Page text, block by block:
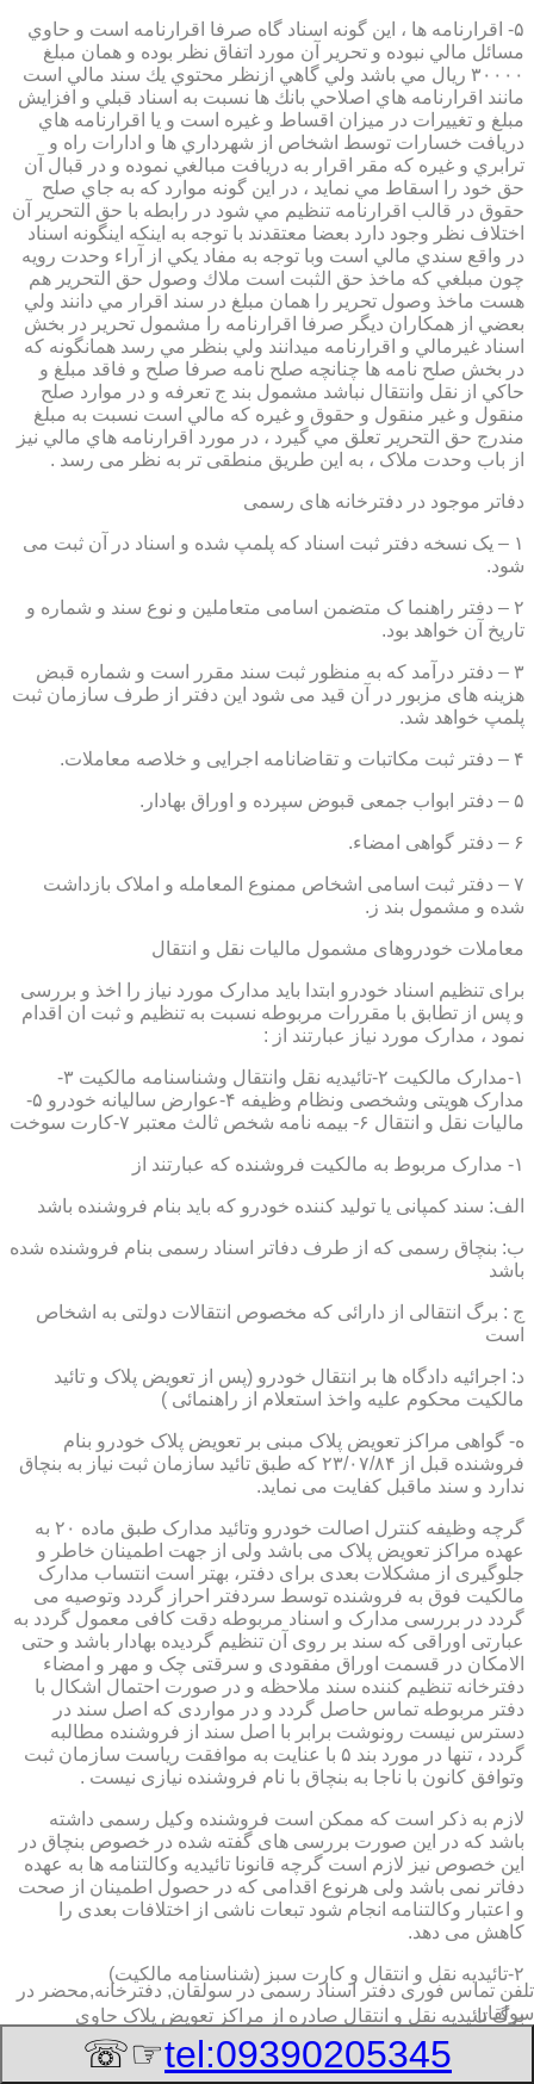
۵- اقرارنامه ها ، اين گونه اسناد گاه صرفا اقرارنامه است و حاوي
مسائل مالي نبوده و تحرير آن مورد اتفاق نظر بوده و همان مبلغ
۳۰۰۰۰ ريال مي باشد ولي گاهي ازنظر محتوي يك سند مالي است
مانند اقرارنامه هاي اصلاحي بانك ها نسبت به اسناد قبلي و افزايش
مبلغ و تغييرات در ميزان اقساط و غيره است و يا اقرارنامه هاي
دريافت خسارات توسط اشخاص از شهرداري ها و ادارات راه و
ترابري و غيره كه مقر اقرار به دريافت مبالغي نموده و در قبال آن
حق خود را اسقاط مي نمايد ، در اين گونه موارد كه به جاي صلح
حقوق در قالب اقرارنامه تنظيم مي شود در رابطه با حق التحرير آن
اختلاف نظر وجود دارد بعضا معتقدند با توجه به اينكه اينگونه اسناد
در واقع سندي مالي است وبا توجه به مفاد يكي از آراء وحدت رويه
چون مبلغي كه ماخذ حق الثبت است ملاك وصول حق التحرير هم
هست ماخذ وصول تحرير را همان مبلغ در سند اقرار مي دانند ولي
بعضي از همكاران ديگر صرفا اقرارنامه را مشمول تحرير در بخش
اسناد غيرمالي و اقرارنامه ميدانند ولي بنظر مي رسد همانگونه كه
در بخش صلح نامه ها چنانچه صلح نامه صرفا صلح و فاقد مبلغ و
حاكي از نقل وانتقال نباشد مشمول بند ج تعرفه و در موارد صلح
منقول و غير منقول و حقوق و غيره كه مالي است نسبت به مبلغ
مندرج حق التحرير تعلق مي گيرد ، در مورد اقرارنامه هاي مالي نيز
از باب وحدت ملاک ، به این طریق منطقی تر به نظر می رسد .
دفاتر موجود در دفترخانه های رسمی
۱ – یک نسخه دفتر ثبت اسناد که پلمپ شده و اسناد در آن ثبت می
شود.
۲ – دفتر راهنما ک متضمن اسامی متعاملین و نوع سند و شماره و
تاریخ آن خواهد بود.
۳ – دفتر درآمد که به منظور ثبت سند مقرر است و شماره قبض
هزینه های مزبور در آن قید می شود این دفتر از طرف سازمان ثبت
پلمپ خواهد شد.
۴ – دفتر ثبت مکاتبات و تقاضانامه اجرایی و خلاصه معاملات.
۵ – دفتر ابواب جمعی قبوض سپرده و اوراق بهادار.
۶ – دفتر گواهی امضاء.
۷ – دفتر ثبت اسامی اشخاص ممنوع المعامله و املاک بازداشت
شده و مشمول بند ز.
معاملات خودروهای مشمول مالیات نقل و انتقال
برای تنظیم اسناد خودرو ابتدا باید مدارک مورد نیاز را اخذ و بررسی
و پس از تطابق با مقررات مربوطه نسبت به تنظیم و ثبت ان اقدام
نمود ، مدارک مورد نیاز عبارتند از :
۱-مدارک مالکیت ۲-تائیدیه نقل وانتقال وشناسنامه مالکیت ۳-
مدارک هویتی وشخصی ونظام وظیفه ۴-عوارض سالیانه خودرو ۵-
مالیات نقل و انتقال ۶- بیمه نامه شخص ثالث معتبر ۷-کارت سوخت
۱- مدارک مربوط به مالکیت فروشنده که عبارتند از
الف: سند کمپانی یا تولید کننده خودرو که باید بنام فروشنده باشد
ب: بنچاق رسمی که از طرف دفاتر اسناد رسمی بنام فروشنده شده
باشد
ج : برگ انتقالی از دارائی که مخصوص انتقالات دولتی به اشخاص
است
د: اجرائیه دادگاه ها بر انتقال خودرو (پس از تعویض پلاک و تائید
مالکیت محکوم علیه واخذ استعلام از راهنمائی )
ه- گواهی مراکز تعویض پلاک مبنی بر تعویض پلاک خودرو بنام
فروشنده قبل از ۲۳/۰۷/۸۴ که طبق تائید سازمان ثبت نیاز به بنچاق
ندارد و سند ماقبل کفایت می نماید.
گرچه وظیفه کنترل اصالت خودرو وتائید مدارک طبق ماده ۲۰ به
عهده مراکز تعویض پلاک می باشد ولی از جهت اطمینان خاطر و
جلوگیری از مشکلات بعدی برای دفتر، بهتر است انتساب مدارک
مالکیت فوق به فروشنده توسط سردفتر احراز گردد وتوصیه می
گردد در بررسی مدارک و اسناد مربوطه دقت کافی معمول گردد به
عبارتی اوراقی که سند بر روی آن تنظیم گردیده بهادار باشد و حتی
الامکان در قسمت اوراق مفقودی و سرقتی چک و مهر و امضاء
دفترخانه تنظیم کننده سند ملاحظه و در صورت احتمال اشکال با
دفتر مربوطه تماس حاصل گردد و در مواردی که اصل سند در
دسترس نیست رونوشت برابر با اصل سند از فروشنده مطالبه
گردد ، تنها در مورد بند ۵ با عنایت به موافقت ریاست سازمان ثبت
وتوافق کانون با ناجا به بنچاق با نام فروشنده نیازی نیست .
لازم به ذکر است که ممکن است فروشنده وکیل رسمی داشته
باشد که در این صورت بررسی های گفته شده در خصوص بنچاق در
این خصوص نیز لازم است گرچه قانونا تائیدیه وکالتنامه ها به عهده
دفاتر نمی باشد ولی هرنوع اقدامی که در حصول اطمینان از صحت
و اعتبار وکالتنامه انجام شود تبعات ناشی از اختلافات بعدی را
کاهش می دهد.
۲-تائیدیه نقل و انتقال و کارت سبز (شناسنامه مالکیت)
برگ تائیدیه نقل و انتقال صادره از مراکز تعویض پلاک حاوی
مشخصات کامل خودرو اعم از نوع ، سیستم ، مدل ، رنگ ، شماره
تلفن تماس فوری دفتر اسناد رسمی در سولقان, دفترخانه,محضر در
سولقان
tel:09390205345
☞☏